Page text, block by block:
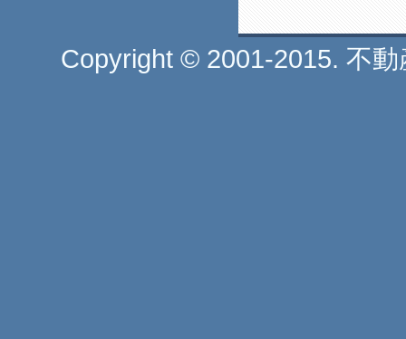
Copyright © 2001-2015. 不